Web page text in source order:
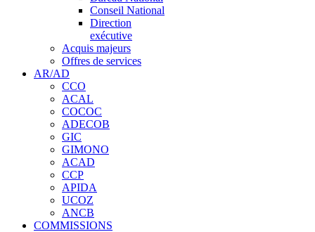
Conseil National
Direction
exécutive
Acquis majeurs
Offres de services
AR/AD
CCO
ACAL
COCOC
ADECOB
GIC
GIMONO
ACAD
CCP
APIDA
UCOZ
ANCB
COMMISSIONS